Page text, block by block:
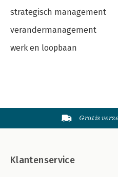
strategisch management
verandermanagement
werk en loopbaan
Gratis
Klantenservice